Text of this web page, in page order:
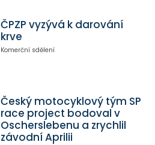
ČPZP vyzývá k darování
krve
Komerční sdělení
Český motocyklový tým SP
race project bodoval v
Oscherslebenu a zrychlil
závodní Aprilii